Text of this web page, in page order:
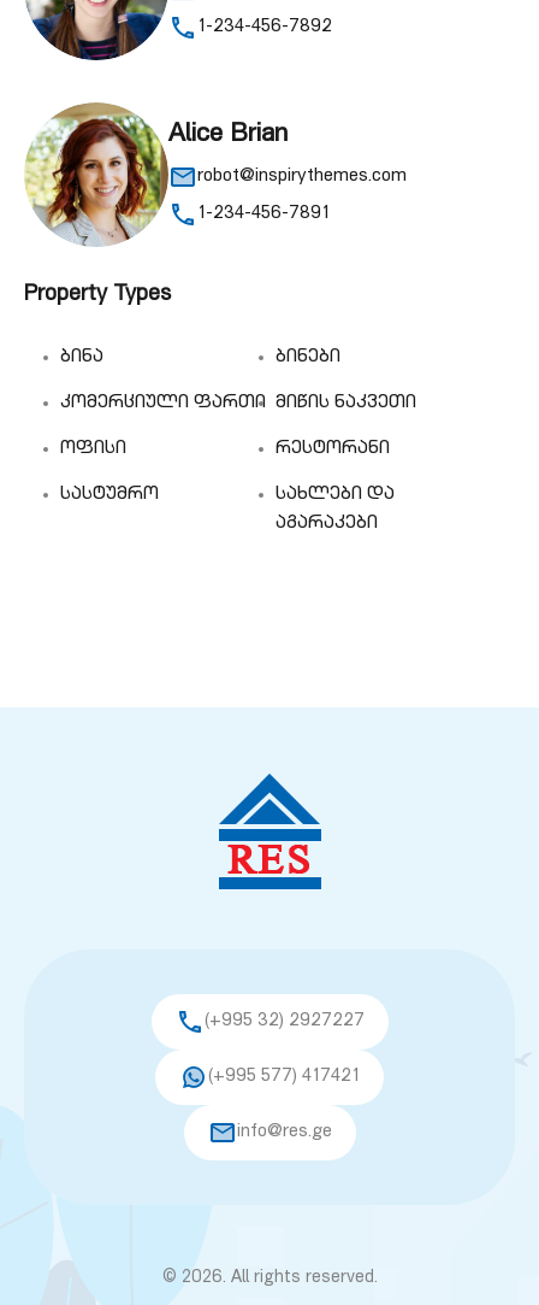
1-234-456-7892
Alice Brian
robot@inspirythemes.com
1-234-456-7891
Property Types
ბინა ბინები
კომერციული ფართი მიწის ნაკვეთი
ოფისი რესტორანი
სასტუმრო
სახლები და
აგარაკები
(+995 32) 2927227
(+995 577) 417421
info@res.ge
© 2026. All rights reserved.